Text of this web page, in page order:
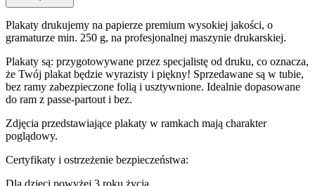
Plakaty drukujemy na papierze premium wysokiej jakości, o
gramaturze min. 250 g, na profesjonalnej maszynie drukarskiej.
Plakaty są: przygotowywane przez specjalistę od druku, co oznacza,
że Twój plakat będzie wyrazisty i piękny! Sprzedawane są w tubie,
bez ramy zabezpieczone folią i usztywnione. Idealnie dopasowane
do ram z passe-partout i bez.
Zdjęcia przedstawiające plakaty w ramkach mają charakter
poglądowy.
Certyfikaty i ostrzeżenie bezpieczeństwa:
Dla dzieci powyżej 3 roku życia.